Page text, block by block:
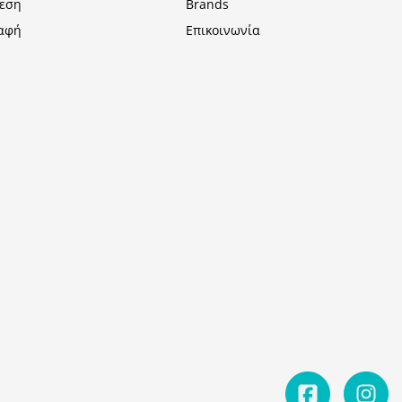
Brands
Επικοινωνία